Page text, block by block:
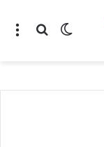
تغییر پوسته